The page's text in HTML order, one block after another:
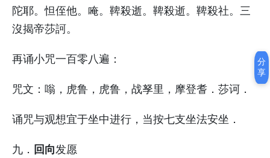
陀耶。怛侄他。唵。鞞殺逝。鞞殺逝。鞞殺社。三
沒揭帝莎訶。
再诵小咒一百零八遍：
咒文：嗡，虎鲁，虎鲁，战孥里，摩登耆．莎诃．
诵咒与观想宜于坐中进行，当按七支坐法安坐．
九． 回向发愿
分
享